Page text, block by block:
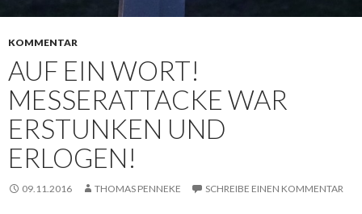
KOMMENTAR
AUF EIN WORT!
MESSERATTACKE WAR
ERSTUNKEN UND
ERLOGEN!
09.11.2016 THOMAS PENNEKE SCHREIBE EINEN KOMMENTAR